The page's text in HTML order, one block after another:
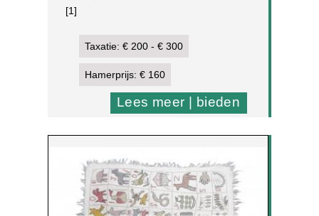
Artemide, Italië, 'Tolomeo
[1]
Taxatie: € 200 - € 300
Hamerprijs: € 160
Lees meer | bieden